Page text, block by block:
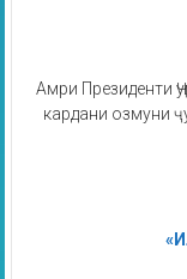
Амри Президенти
кардани озмуни